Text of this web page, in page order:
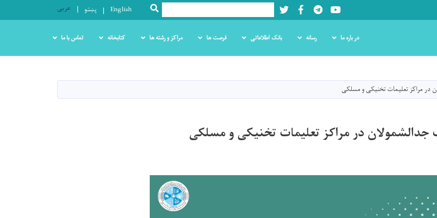
content
Youtube
LinkedIn
Facebook
Twitter
Search
SEARCH
English پښتو عربی
در باره ما رسانه بانک اطلاعاتی فرصت ها مراکز و رشته ها کتابخانه تماس با ما
در مراکز تعلیمات تخنیکی و مسلکی
جدالشمولان در مراکز تعلیمات تخنیکی و مسلکی